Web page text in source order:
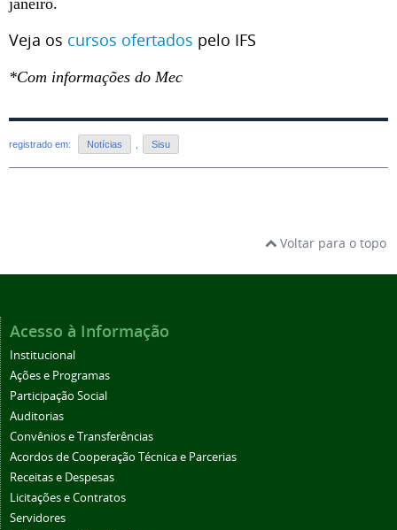
janeiro.
Veja os cursos ofertados pelo IFS
*Com informações do Mec
registrado em: Notícias Sisu
Voltar para o topo
Acesso à Informação
Institucional
Ações e Programas
Participação Social
Auditorias
Convênios e Transferências
Acordos de Cooperação Técnica e Parcerias
Receitas e Despesas
Licitações e Contratos
Servidores